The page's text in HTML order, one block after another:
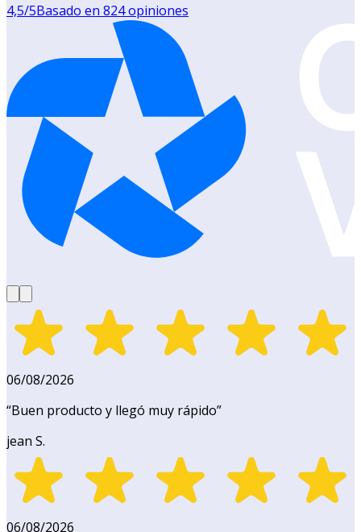
4,5/5Basado en 824opiniones
06/08/2026
“Buen producto y llegó muy rápido”
jean S.
06/08/2026